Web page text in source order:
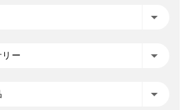
ー